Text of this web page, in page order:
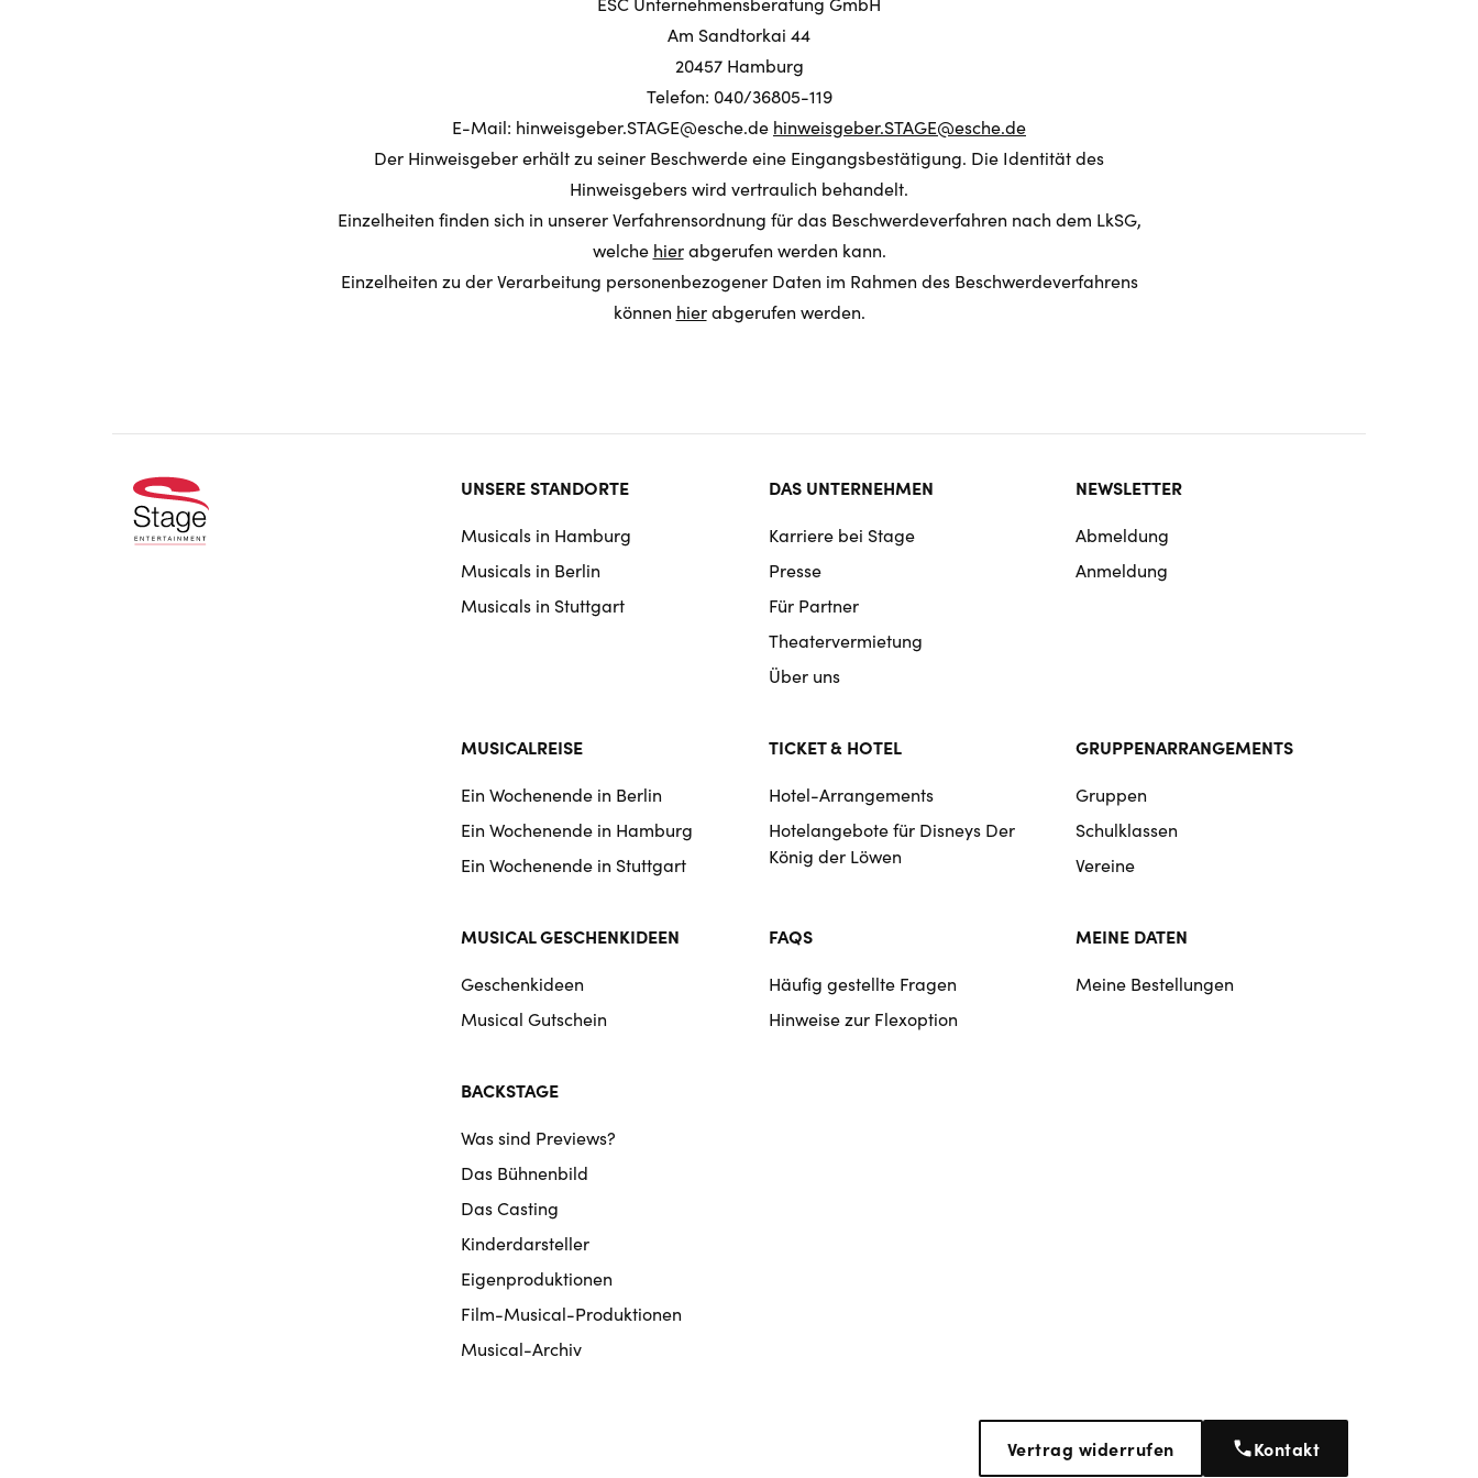
Am Sandtorkai 44
20457 Hamburg
Telefon: 040/36805-119
E-Mail: hinweisgeber.STAGE@esche.de hinweisgeber.STAGE@esche.de
Der Hinweisgeber erhält zu seiner Beschwerde eine Eingangsbestätigung. Die Identität des
Hinweisgebers wird vertraulich behandelt.
Einzelheiten finden sich in unserer Verfahrensordnung für das Beschwerdeverfahren nach dem LkSG,
welche hierabgerufen werden kann.
Einzelheiten zu der Verarbeitung personenbezogener Daten im Rahmen des Beschwerdeverfahrens
können hierabgerufen werden.
Footer
navigation
UNSERE STANDORTE
Musicals in Hamburg
Musicals in Berlin
Musicals in Stuttgart
DAS UNTERNEHMEN
Karriere bei Stage
Presse
Für Partner
Theatervermietung
Über uns
NEWSLETTER
Abmeldung
Anmeldung
MUSICALREISE
Ein Wochenende in Berlin
Ein Wochenende in Hamburg
Ein Wochenende in Stuttgart
TICKET & HOTEL
Hotel-Arrangements
Hotelangebote für Disneys Der
König der Löwen
GRUPPENARRANGEMENTS
Gruppen
Schulklassen
Vereine
MUSICAL GESCHENKIDEEN
Geschenkideen
Musical Gutschein
FAQS
Häufig gestellte Fragen
Hinweise zur Flexoption
MEINE DATEN
Meine Bestellungen
BACKSTAGE
Was sind Previews?
Das Bühnenbild
Das Casting
Kinderdarsteller
Eigenproduktionen
Film-Musical-Produktionen
Musical-Archiv
Vertrag widerrufen Kontakt